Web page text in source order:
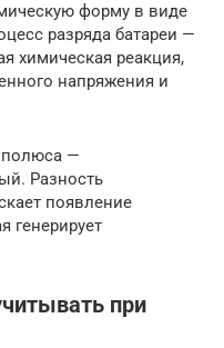
форму в виде
разряда батареи —
химическая реакция,
напряжения и
полюса —
Разность
появление
генерирует
при